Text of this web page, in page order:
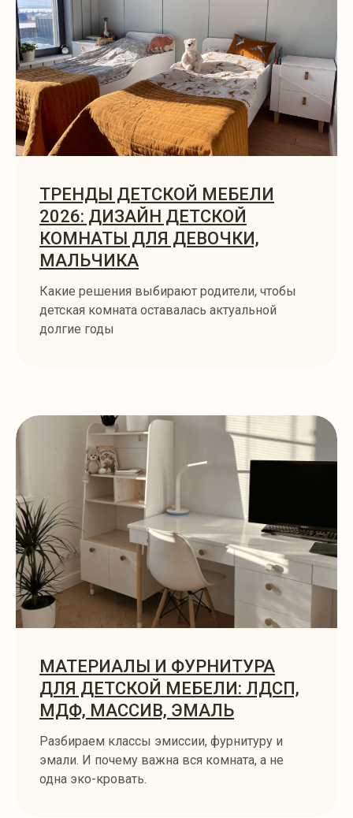
ТРЕНДЫ ДЕТСКОЙ МЕБЕЛИ
2026: ДИЗАЙН ДЕТСКОЙ
КОМНАТЫ ДЛЯ ДЕВОЧКИ,
МАЛЬЧИКА
Какие решения выбирают родители, чтобы
детская комната оставалась актуальной
долгие годы
МАТЕРИАЛЫ И ФУРНИТУРА
ДЛЯ ДЕТСКОЙ МЕБЕЛИ: ЛДСП,
МДФ, МАССИВ, ЭМАЛЬ
Разбираем классы эмиссии, фурнитуру и
эмали. И почему важна вся комната, а не
одна эко-кровать.